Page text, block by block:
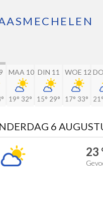
MAA 10
19° 32°
DIN 11
15° 29°
WOE 12
17° 33° 21°
6
23